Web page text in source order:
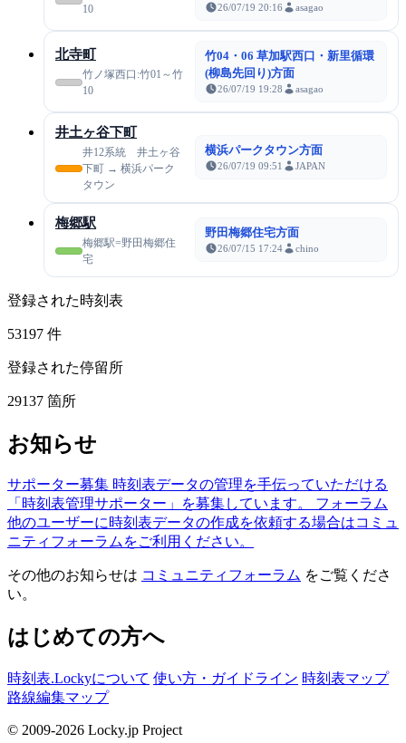
10
26/07/19 20:16 asagao
北寺町
竹ノ塚西口:竹01～竹
10
竹04・06 草加駅西口・新里循環
(柳島先回り)方面
26/07/19 19:28 asagao
井土ヶ谷下町
井12系統 井土ヶ谷
下町 → 横浜パーク
タウン
横浜パークタウン方面
26/07/19 09:51 JAPAN
梅郷駅
梅郷駅=野田梅郷住
宅
野田梅郷住宅方面
26/07/15 17:24 chino
登録された時刻表
53197 件
登録された停留所
29137 箇所
お知らせ
サポーター募集 時刻表データの管理を手伝っていただける
「時刻表管理サポーター」を募集しています。
フォーラム
他のユーザーに時刻表データの作成を依頼する場合はコミュ
ニティフォーラムをご利用ください。
その他のお知らせは コミュニティフォーラム をご覧くださ
い。
はじめての方へ
時刻表.Lockyについて 使い方・ガイドライン 時刻表マップ
路線編集マップ
© 2009-2026 Locky.jp Project